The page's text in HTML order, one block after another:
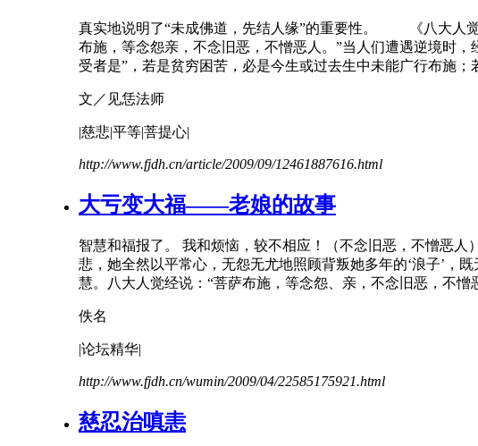
真实地说明了“未成佛道，先结人缘”的重要性。 《八大人觉
布施，等念怨亲， 不念旧恶 ， 不憎恶人。”当人们遭遇逆境时
受者是”，若是贫穷困苦，必是今生或过去生中未能广行布施；
文／见恁法师
|慈悲|平等|菩提心|
http://www.fjdh.cn/article/2009/09/12461887616.html
大亏变大福——老娘的故事
智慧和福报了。 我和烦恼，较不相应！（不念旧恶 ， 不憎恶人
悲，她全然以平常心，无怨无尤地照顾背叛她多年的‘浪子’，
慧。八大人觉经说：“菩萨布施，等念怨、亲， 不念旧恶 ， 不憎
佚名
|论坛精华|
http://www.fjdh.cn/wumin/2009/04/22585175921.html
慈忍治嗔恚